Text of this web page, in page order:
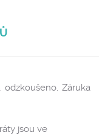
odzkoušeno. Záruka
jsou ve